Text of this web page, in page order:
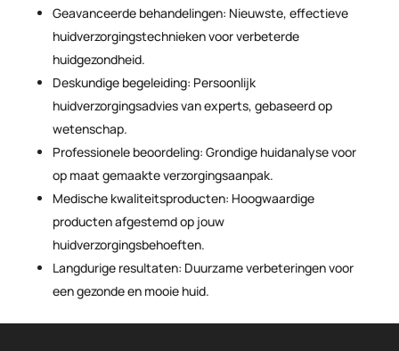
Geavanceerde behandelingen: Nieuwste, effectieve
huidverzorgingstechnieken voor verbeterde
huidgezondheid.
Deskundige begeleiding: Persoonlijk
huidverzorgingsadvies van experts, gebaseerd op
wetenschap.
Professionele beoordeling: Grondige huidanalyse voor
op maat gemaakte verzorgingsaanpak.
Medische kwaliteitsproducten: Hoogwaardige
producten afgestemd op jouw
huidverzorgingsbehoeften.
Langdurige resultaten: Duurzame verbeteringen voor
een gezonde en mooie huid.